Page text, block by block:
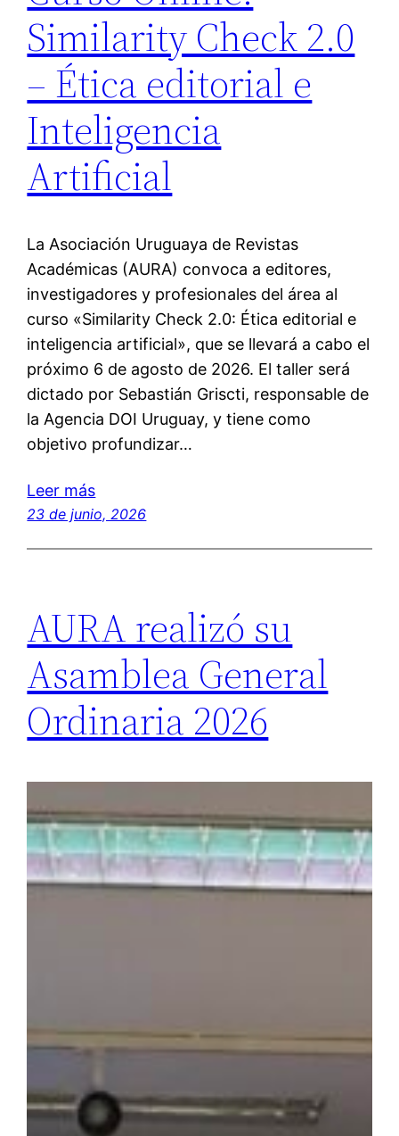
Similarity Check 2.0
– Ética editorial e
Inteligencia
Artificial
La Asociación Uruguaya de Revistas
Académicas (AURA) convoca a editores,
investigadores y profesionales del área al
curso «Similarity Check 2.0: Ética editorial e
inteligencia artificial», que se llevará a cabo el
próximo 6 de agosto de 2026. El taller será
dictado por Sebastián Griscti, responsable de
la Agencia DOI Uruguay, y tiene como
objetivo profundizar…
Leer más
23 de junio, 2026
AURA realizó su
Asamblea General
Ordinaria 2026